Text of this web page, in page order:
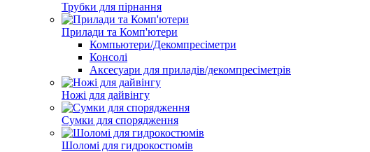
Трубки для пірнання
Прилади та Комп'ютери
Компьютери/Декомпресіметри
Консолі
Аксесуари для приладів/декомпресіметрів
Ножі для дайвінгу
Сумки для спорядження
Шоломі для гидрокостюмів